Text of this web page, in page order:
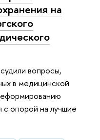
на
вопросы,
в медицинской
с опорой на лучшие